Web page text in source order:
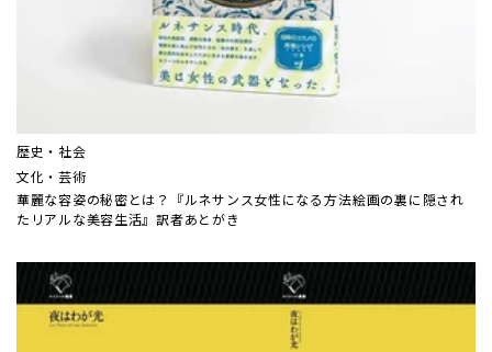
歴史・社会
文化・芸術
華麗な容姿の秘密とは？『ルネサンス女性になる方法――絵画の裏に隠され
たリアルな美容生活』訳者あとがき